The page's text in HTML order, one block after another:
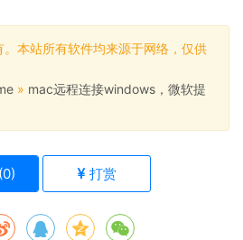
本站所有软件均来源于网络，仅供
» mac远程连接windows，微软提
0) 打赏